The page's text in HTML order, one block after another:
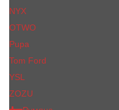
NYX
OTWO
Pupa
Tom Ford
YSL
ZOZU